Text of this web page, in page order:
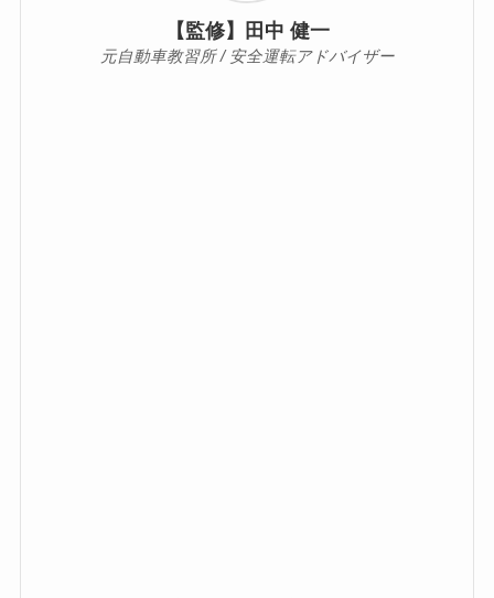
【監修】田中 健一
元自動車教習所 / 安全運転アドバイザー